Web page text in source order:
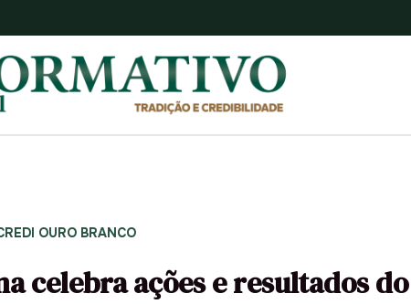
OURO BRANCO
celebra ações e resultados